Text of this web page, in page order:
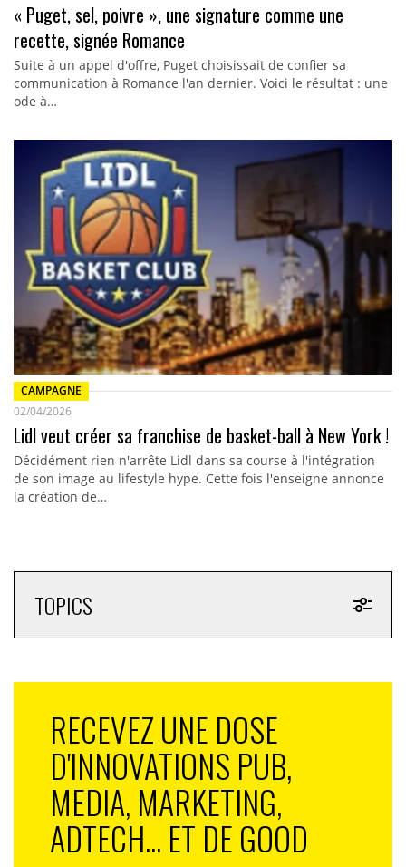
« Puget, sel, poivre », une signature comme une
recette, signée Romance
Suite à un appel d'offre, Puget choisissait de confier sa
communication à Romance l'an dernier. Voici le résultat : une
ode à…
CAMPAGNE
02/04/2026
Lidl veut créer sa franchise de basket-ball à New York !
Décidément rien n'arrête Lidl dans sa course à l'intégration
de son image au lifestyle hype. Cette fois l'enseigne annonce
la création de…
TOPICS
RECEVEZ UNE DOSE
D'INNOVATIONS PUB,
MEDIA, MARKETING,
ADTECH... ET DE GOOD